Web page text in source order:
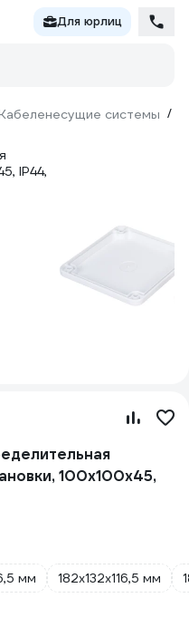
Для юрлиц
системы /
100х100х45,
мм 182х132х116,5 мм